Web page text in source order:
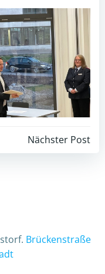
Nächster Post
Brückenstraße